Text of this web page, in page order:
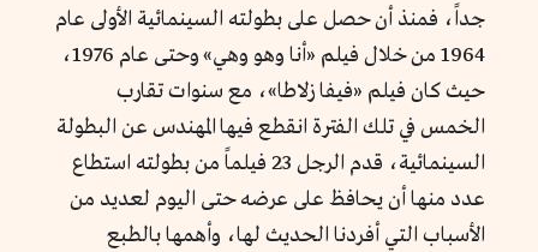
جداً، فمنذ أن حصل على بطولته السينمائية الأولى عام
1964 من خلال فيلم «أنا وهو وهي» وحتى عام 1976،
حيث كان فيلم «فيفا زلاطا»، مع سنوات تقارب
الخمس في تلك الفترة انقطع فيها المهندس عن البطولة
السينمائية، قدم الرجل 23 فيلماً من بطولته استطاع
عدد منها أن يحافظ على عرضه حتى اليوم لعديد من
الأسباب التي أفردنا الحديث لها، وأهمها بالطبع